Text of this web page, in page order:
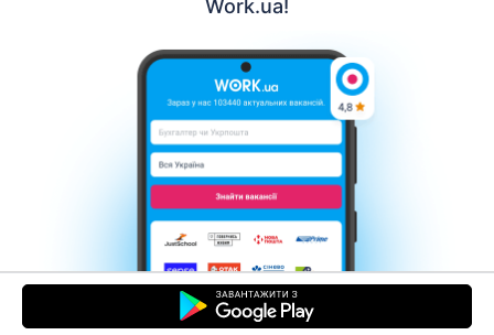
Work.ua!
Контакти Про нас
Кар’єра
Допомога Умови використання